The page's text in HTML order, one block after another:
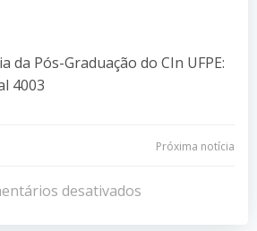
da Pós-Graduação do CIn UFPE:
4003
Navegação
de
Próxima notícia
desativados